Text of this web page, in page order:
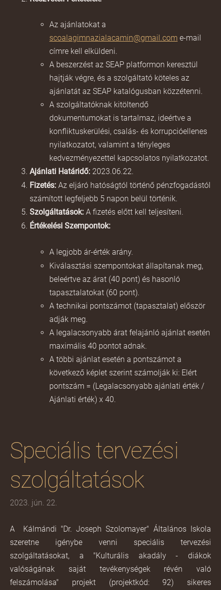
Az ajánlatokat a
scoalagimnazialacamin@gmail.com e-mail
címre kell elküldeni.
A beszerzést az SEAP platformon keresztül
hajtják végre, és a szolgáltató köteles az
ajánlatát az SEAP katalógusban közzétenni.
A szolgáltatóknak kitöltendő
dokumentumokat is tartalmaz, ideértve a
konfliktuskerülési, csalás- és korrupcióellenes
nyilatkozatot, valamint a tényleges
kedvezményezettel kapcsolatos nyilatkozatot.
Ajánlati Határidő: 2023.06.22.
Fizetés: Az eljáró hatóságtól történő pénzfogadástól
számított legfeljebb 5 napon belül történik.
Szolgáltatások: A fizetés előtt kell teljesíteni.
Értékelési Szempontok:
A legjobb ár-érték arány.
Kiválasztási szempontokat állapítanak meg,
beleértve az árat (40 pont) és hasonló
tapasztalatokat (60 pont).
A technikai pontszámot (tapasztalat) először
adják meg.
A legalacsonyabb árat felajánló ajánlat esetén
maximális 40 pontot adnak.
A többi ajánlat esetén a pontszámot a
következő képlet szerint számolják ki: Elért
pontszám = (Legalacsonyabb ajánlati érték /
Ajánlati érték) x 40.
Speciális tervezési
szolgáltatások
2023. jún. 22.
A Kálmándi "Dr. Joseph Szolomayer" Általános Iskola
szeretne igénybe venni speciális tervezési
szolgáltatásokat, a "Kulturális akadály - diákok
valóságának saját tevékenységek révén való
felszámolása" projekt (projektkód: 92) sikeres